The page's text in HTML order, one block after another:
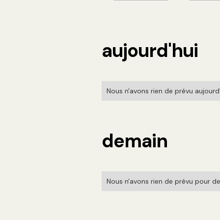
aujourd'hui
Nous n'avons rien de prévu
demain
Nous n'avons rien de prévu pour